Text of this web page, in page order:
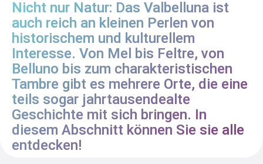
Nicht nur Natur: Das Valbelluna ist
auch reich an kleinen Perlen von
historischem und kulturellem
Interesse. Von Mel bis Feltre, von
Belluno bis zum charakteristischen
Tambre gibt es mehrere Orte, die eine
teils sogar jahrtausendealte
Geschichte mit sich bringen. In
diesem Abschnitt können Sie sie alle
entdecken!